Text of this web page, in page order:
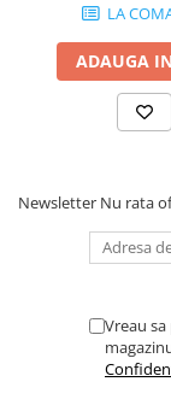
Alte periferice
Accesorii PC
Cabluri retea
Placi de retea
Conectori & mufe
LA
ADAUGA
Newsletter Nu rata
Vreau